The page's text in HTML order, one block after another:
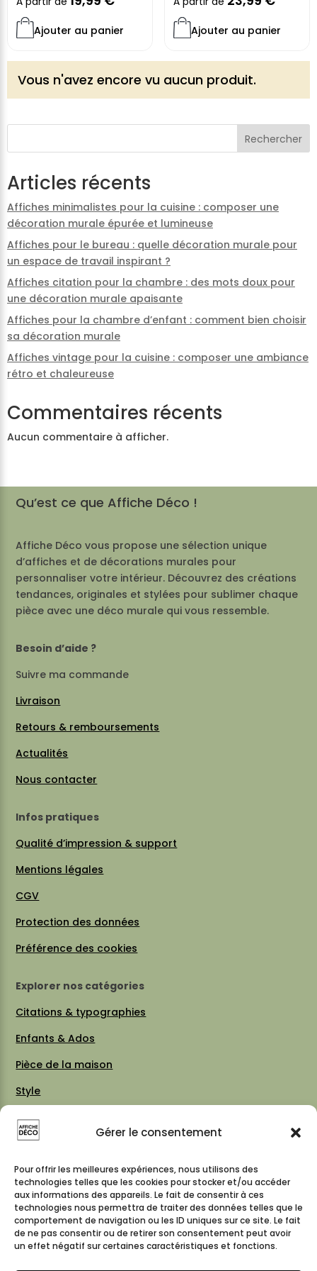
Gérer le consentement
Pour offrir les meilleures expériences, nous utilisons des
technologies telles que les cookies pour stocker et/ou accéder
aux informations des appareils. Le fait de consentir à ces
technologies nous permettra de traiter des données telles que le
comportement de navigation ou les ID uniques sur ce site. Le fait
de ne pas consentir ou de retirer son consentement peut avoir
un effet négatif sur certaines caractéristiques et fonctions.
Ajouter au panier Ajouter au panier
Vous n'avez encore vu aucun produit.
Rechercher
Articles récents
Affiches minimalistes pour la cuisine : composer une
décoration murale épurée et lumineuse
Affiches pour le bureau : quelle décoration murale pour
un espace de travail inspirant ?
Affiches citation pour la chambre : des mots doux pour
une décoration murale apaisante
Affiches pour la chambre d’enfant : comment bien choisir
sa décoration murale
Affiches vintage pour la cuisine : composer une ambiance
rétro et chaleureuse
Commentaires récents
Aucun commentaire à afficher.
Qu’est ce que Affiche Déco !
Affiche Déco vous propose une sélection unique
d’affiches et de décorations murales pour
personnaliser votre intérieur. Découvrez des créations
tendances, originales et stylées pour sublimer chaque
pièce avec une déco murale qui vous ressemble.
Besoin d’aide ?
Suivre ma commande
Livraison
Retours & remboursements
Actualités
Nous contacter
Infos pratiques
Qualité d’impression & support
Mentions légales
CGV
Protection des données
Préférence des cookies
Explorer nos catégories
Citations & typographies
Enfants & Ados
Pièce de la maison
Style
Thèmes
Vintage 70 / 80
Cartes & plans de villes
Suivez-nous